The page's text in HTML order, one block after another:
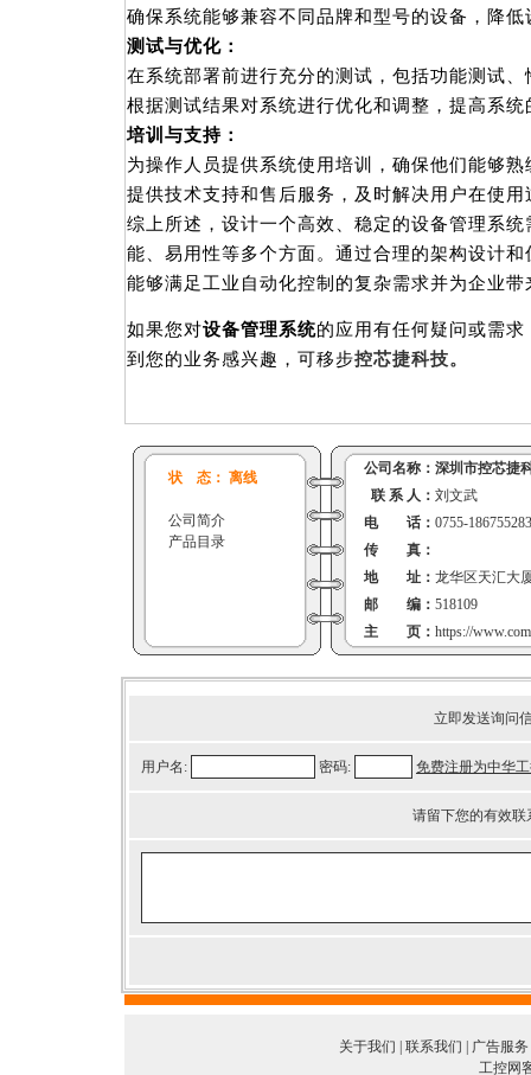
确保系统能够兼容不同品牌和型号的设备，降
测试与优化：
在系统部署前进行充分的测试，包括功能测试
根据测试结果对系统进行优化和调整，提高系
培训与支持：
为操作人员提供系统使用培训，确保他们能够
提供技术支持和售后服务，及时解决用户在使
综上所述，设计一个高效、稳定的设备管理系
能、易用性等多个方面。通过合理的架构设计
能够满足工业自动化控制的复杂需求并为企业带
如果您对设备管理系统的应用有任何疑问或需
到您的业务感兴趣，可移步控芯捷科技。
状 态： 离线
公司简介
产品目录
公司名称： 深圳市控芯捷
联 系 人： 刘文武
电 话： 0755-
传 真：
地 址： 龙华区天汇大
邮 编： 518109
主 页： https://
立即发送询问
用户名: 密码: 免费注册为中华
请留下您的有效
关于我们 联系我们 广告服务
工控网